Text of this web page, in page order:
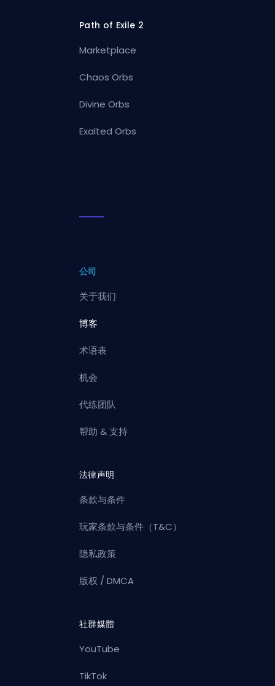
Path of Exile 2
Marketplace
Chaos Orbs
Divine Orbs
Exalted Orbs
公司
关于我们
博客
术语表
机会
代练团队
帮助 & 支持
法律声明
条款与条件
玩家条款与条件（T&C）
隐私政策
版权 / DMCA
社群媒體
YouTube
TikTok